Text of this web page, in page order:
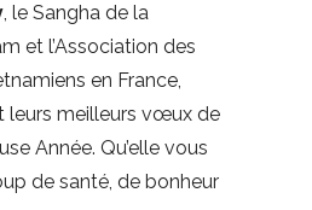
, le Sangha de la
et l’Association des
en France,
leurs meilleurs vœux de
Année. Qu’elle vous
de santé, de bonheur